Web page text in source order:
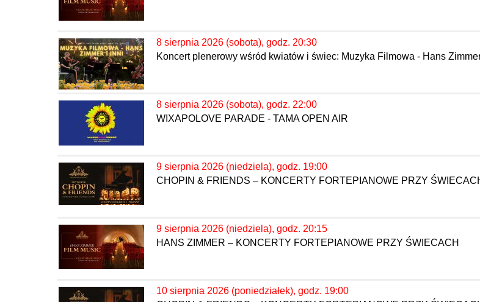
8 sierpnia 2026 (sobota), godz. 20:30
Koncert plenerowy wśród kwiatów i świec: Muzyka Filmowa - Hans
8 sierpnia 2026 (sobota), godz. 22:00
WIXAPOLOVE PARADE - TAMA OPEN AIR
9 sierpnia 2026 (niedziela), godz. 19:00
CHOPIN & FRIENDS – KONCERTY FORTEPIANOWE PRZY
9 sierpnia 2026 (niedziela), godz. 20:15
HANS ZIMMER – KONCERTY FORTEPIANOWE PRZY ŚWIECACH
10 sierpnia 2026 (poniedziałek), godz. 19:00